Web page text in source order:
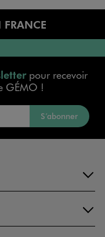
pour recevoir
GÉMO !
S’abonner